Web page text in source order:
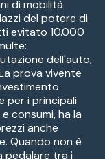
di mobilità
del potere di
evitato 10.000
dell'auto,
prova vivente
per i principali
consumi, ha la
anche
Quando non è
pedalare tra i